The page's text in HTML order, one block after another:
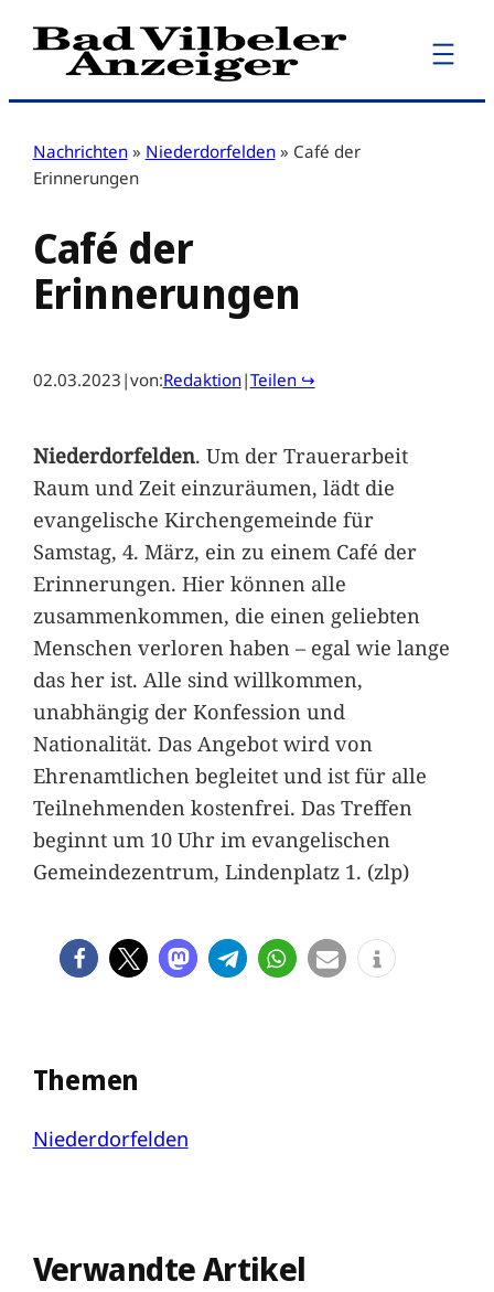
Zum
Inhalt
Nachrichten » Niederdorfelden » Café der
Erinnerungen
Café der
Erinnerungen
02.03.2023 |von:Redaktion|Teilen ↪
Niederdorfelden. Um der Trauerarbeit
Raum und Zeit einzuräumen, lädt die
evangelische Kirchengemeinde für
Samstag, 4. März, ein zu einem Café der
Erinnerungen. Hier können alle
zusammenkommen, die einen geliebten
Menschen verloren haben – egal wie lange
das her ist. Alle sind willkommen,
unabhängig der Konfession und
Nationalität. Das Angebot wird von
Ehrenamtlichen begleitet und ist für alle
Teilnehmenden kostenfrei. Das Treffen
beginnt um 10 Uhr im evangelischen
Gemeindezentrum, Lindenplatz 1. (zlp)
Themen
Niederdorfelden
Verwandte Artikel